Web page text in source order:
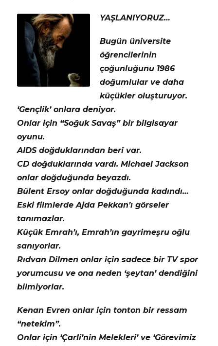
YAŞLANIYORUZ…
Bugün üniversite
öğrencilerinin
çoğunluğunu 1986
doğumlular ve daha
küçükler oluşturuyor.
‘Gençlik’ onlara deniyor.
Onlar için “Soğuk Savaş” bir bilgisayar
oyunu.
AIDS doğduklarından beri var.
CD doğduklarında vardı. Michael Jackson
onlar doğduğunda beyazdı.
Bülent Ersoy onlar doğduğunda kadındı…
Eski filmlerde Ajda Pekkan’ı görseler
tanımazlar.
Küçük Emrah’ı, Emrah’ın gayrimeşru oğlu
sanıyorlar.
Rıdvan Dilmen onlar için sadece bir TV spor
yorumcusu ve ona neden ‘şeytan’ dendiğini
bilmiyorlar.
Kenan Evren onlar için tonton bir ressam
“netekim”.
Onlar için ‘Çarli’nin Melekleri’ ve ‘Görevimiz